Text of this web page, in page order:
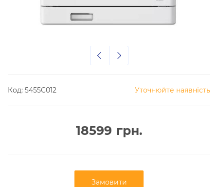
Код: 5455C012 Уточнюйте наявність
18599 грн.
Замовити